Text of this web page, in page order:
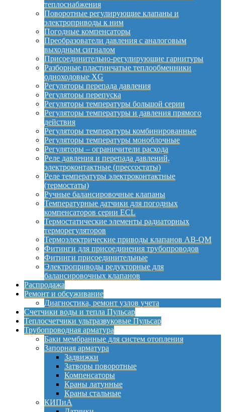
теплоснабжения
Поворотные регулирующие клапаны и
электроприводы к ним
Погодные компенсаторы
Преобразователи давления с аналоговым
выходным сигналом
Присоединительно-регулирующие гарнитуры
Разборные пластинчатые теплообменники
одноходовые XG
Регуляторы перепада давления
Регуляторы перепуска
Регуляторы температуры большой серии
Регуляторы температуры и давления прямого
действия
Регуляторы температуры комбинированные
Регуляторы температуры моноблочные
Регуляторы – ограничители расхода
Реле давления и перепада давлений,
электроконтактные (прессостаты)
Реле температуры электроконтактные
(термостаты)
Ручные балансировочные клапаны
Температурные датчики для погодных
компенсаторов серии ECL
Термостатические элементы радиаторных
терморегуляторов
Термоэлектрические приводы клапанов AB-QM
Фитинги для присоединения трубопроводов
Фитинги присоединительные
Электроприводы редукторные для
балансировочных клапанов
Распродажа
Ремонт и обсуживание
Диагностика, ремонт узлов учета
Счетчики воды и тепла Пульсар
Теплосчетчики ультразвуковые Пульсар
Трубопроводная арматура
Баки мембранные для систем отопления
Запорная арматура
Задвижки
Затворы поворотные
Компенсаторы
Краны латунные
Краны стальные
КИПиА